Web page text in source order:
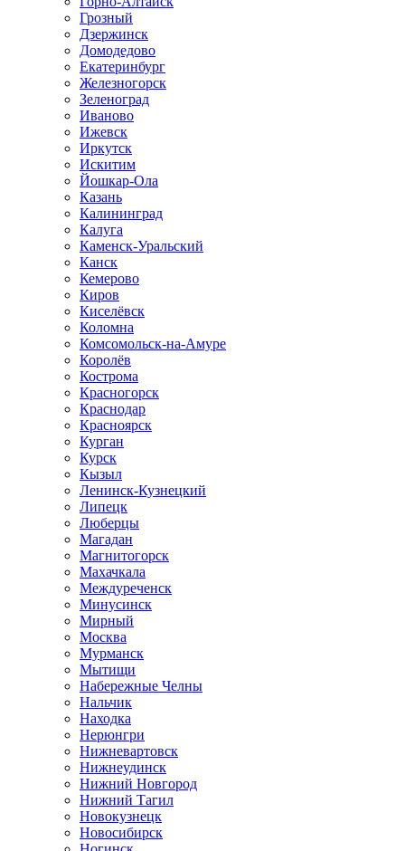
Грозный
Дзержинск
Домодедово
Екатеринбург
Железногорск
Зеленоград
Иваново
Ижевск
Иркутск
Искитим
Йошкар-Ола
Казань
Калининград
Калуга
Каменск-Уральский
Канск
Кемерово
Киров
Киселёвск
Коломна
Комсомольск-на-Амуре
Королёв
Кострома
Красногорск
Краснодар
Красноярск
Курган
Курск
Кызыл
Ленинск-Кузнецкий
Липецк
Люберцы
Магадан
Магнитогорск
Махачкала
Междуреченск
Минусинск
Мирный
Москва
Мурманск
Мытищи
Набережные Челны
Нальчик
Находка
Нерюнгри
Нижневартовск
Нижнеудинск
Нижний Новгород
Нижний Тагил
Новокузнецк
Новосибирск